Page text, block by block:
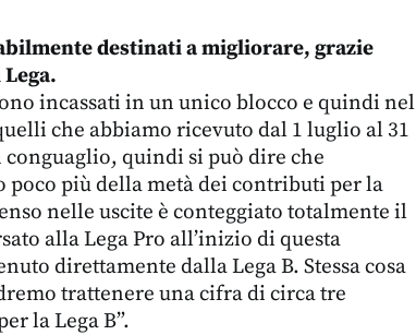
destinati a migliorare, grazie
incassati in un unico blocco e quindi nel
che abbiamo ricevuto dal 1 luglio al 31
quindi si può dire che
poco più della metà dei contributi per la
nelle uscite è conteggiato totalmente il
alla Lega Pro all’inizio di questa
direttamente dalla Lega B. Stessa cosa
trattenere una cifra di circa tre
la Lega B”.